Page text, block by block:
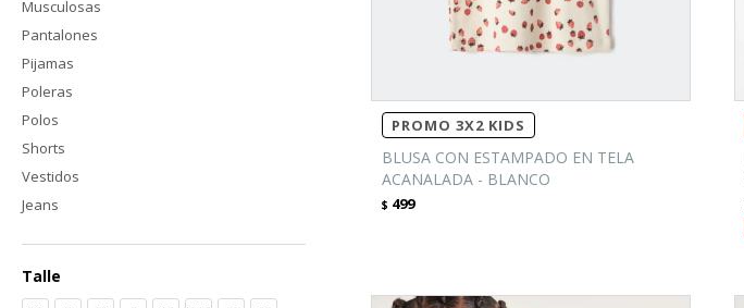
PROMO 3X2 KIDS
BLUSA CON ESTAMPADO EN TELA
ACANALADA - BLANCO
$ 499
Musculosas
Pantalones
Pijamas
Poleras
Polos
Shorts
Vestidos
Jeans
Talle